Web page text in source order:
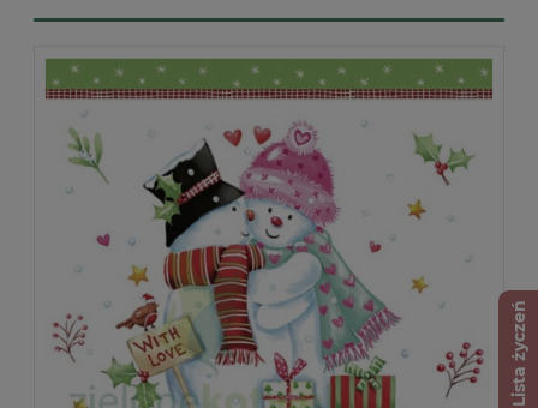
Lista życzeń